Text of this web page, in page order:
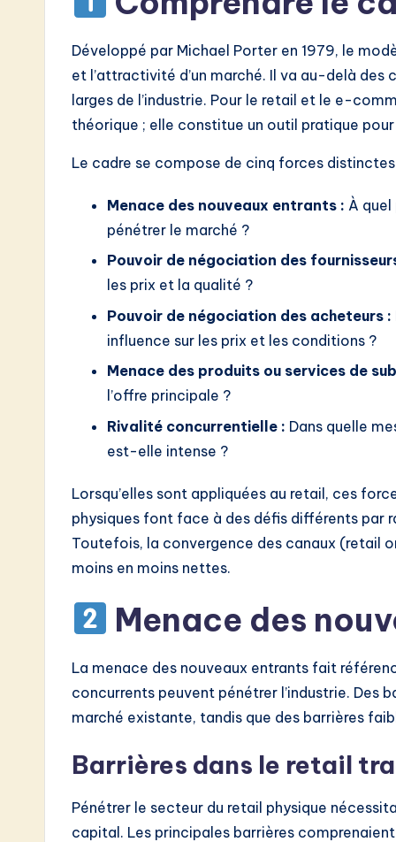
w
Développé par Michael Porter en 1979, le
et l’attractivité d’un marché. Il va au-delà
larges de l’industrie. Pour le retail et le e-
théorique ; elle constitue un outil pratique
Le cadre se compose de cinq forces distinctes
Menace des nouveaux entrants : À
pénétrer le marché ?
Pouvoir de négociation des
les prix et la qualité ?
Pouvoir de négociation des acheteurs :
influence sur les prix et les conditions ?
Menace des produits ou services de
l’offre principale ?
Rivalité concurrentielle : Dans quelle
est-elle intense ?
Lorsqu’elles sont appliquées au retail, ces
physiques font face à des défis différents par
Toutefois, la convergence des canaux (retail
moins en moins nettes.
Menace des
La menace des nouveaux entrants fait
concurrents peuvent pénétrer l’industrie. Des
marché existante, tandis que des barrières
Barrières dans le retail
Pénétrer le secteur du retail physique
capital. Les principales barrières comprenaient